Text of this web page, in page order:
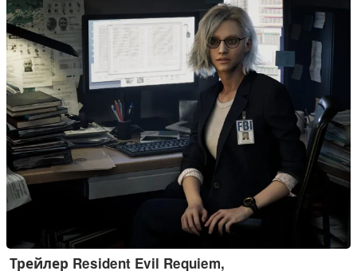
Трейлер Resident Evil Requiem,